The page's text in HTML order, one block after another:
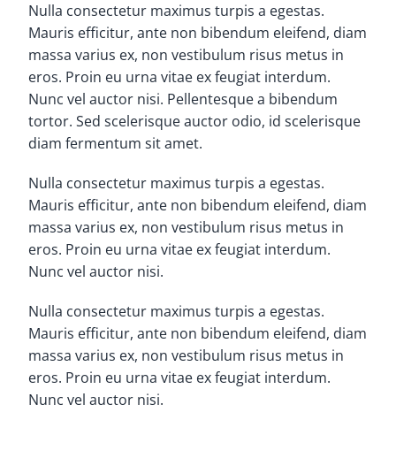
Nulla consectetur maximus turpis a egestas.
Mauris efficitur, ante non bibendum eleifend, diam
massa varius ex, non vestibulum risus metus in
eros. Proin eu urna vitae ex feugiat interdum.
Nunc vel auctor nisi. Pellentesque a bibendum
tortor. Sed scelerisque auctor odio, id scelerisque
diam fermentum sit amet.
Nulla consectetur maximus turpis a egestas.
Mauris efficitur, ante non bibendum eleifend, diam
massa varius ex, non vestibulum risus metus in
eros. Proin eu urna vitae ex feugiat interdum.
Nunc vel auctor nisi.
Nulla consectetur maximus turpis a egestas.
Mauris efficitur, ante non bibendum eleifend, diam
massa varius ex, non vestibulum risus metus in
eros. Proin eu urna vitae ex feugiat interdum.
Nunc vel auctor nisi.